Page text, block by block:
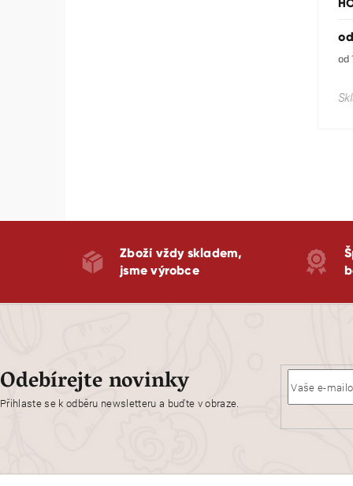
5,0
5
od
od
Zboží vždy skladem,
jsme výrobce
Odebírejte novinky
Přihlaste se k odběru newsletteru a buďte v obraze.